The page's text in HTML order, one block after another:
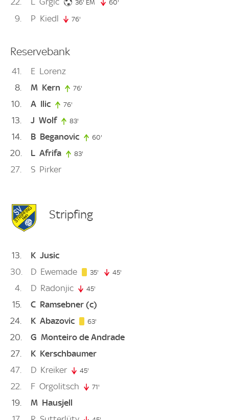
36' 36. minute
EM 60'
9 P Kiedl 76'
Reservebank
41 E Lorenz
8
M Kern 76'
10 A Ilic 76'
13 J Wolf 83'
14 B Beganovic 60'
20 L Afrifa 83'
27 S Pirker
Stripfing
13 K Jusic
30
D Ewemade 35' 35. minute
45'
4 D Radonjic 45'
15 C Ramsebner (c)
24
K Abazovic 63'
20 G Monteiro de Andrade
27
K Kerschbaumer
47
D Kreiker 45'
22 F Orgolitsch 71'
19 M Hausjell